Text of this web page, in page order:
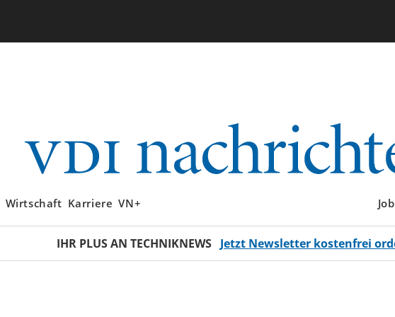
Wirtschaft Karriere VN+
IHR PLUS AN TECHNIKNEWS Jetzt Newsletter kostenfrei